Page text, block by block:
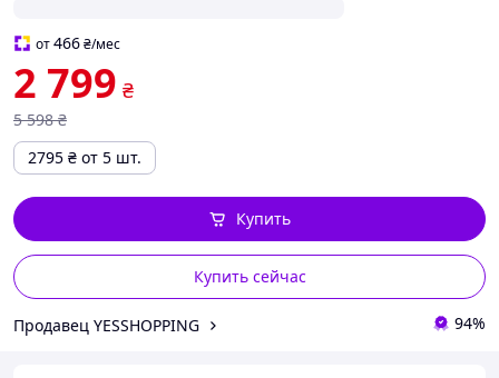
от466₴/мес
2 799 ₴
5 598 ₴
2795 ₴ от 5 шт.
Купить сейчас
Купить
Продавец YESSHOPPING 94%